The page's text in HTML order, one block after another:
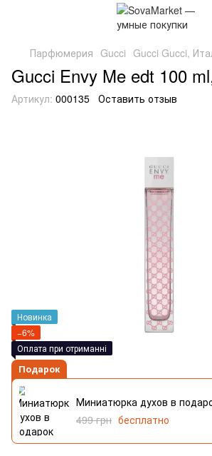
Парфюмерия Gucci Gucci Gucci,
Gucci Envy Me edt 100
Артикул: 000135 Оставить отзыв
Новинка
−6%
Оплата при отриманні
Подарок
Миниатюрка духов в
499 грн бесплатно